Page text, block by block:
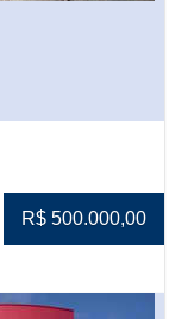
R$ 500.000,00